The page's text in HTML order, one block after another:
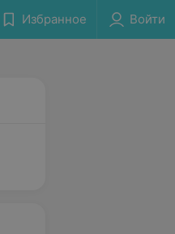
Избранное Войти